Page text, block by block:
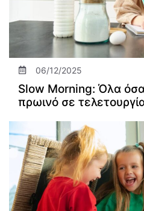
06/12/2025
Slow Morning: Όλα
πρωινό σε